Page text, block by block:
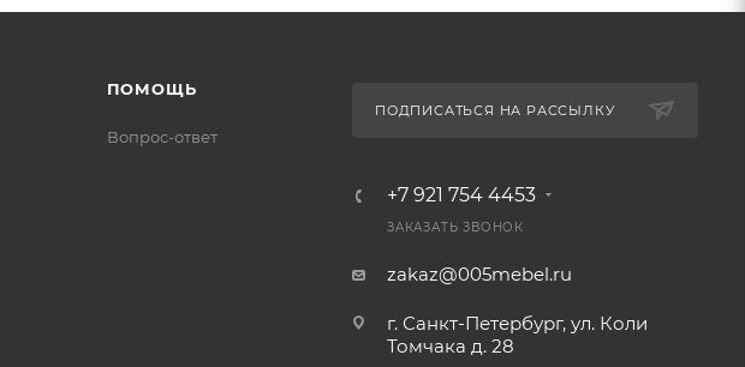
ПОМОЩЬ
Вопрос-ответ
ПОДПИСАТЬСЯ НА РАССЫЛКУ
+7 921 754 4453
ЗАКАЗАТЬ ЗВОНОК
zakaz@005mebel.ru
г. Санкт-Петербург, ул. Коли
Томчака д. 28